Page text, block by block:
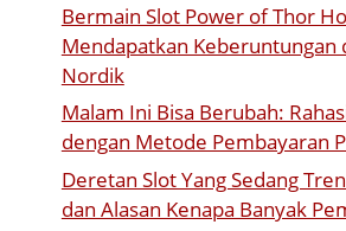
Bermain Slot Power of Thor
Mendapatkan Keberuntungan
Nordik
Malam Ini Bisa Berubah:
dengan Metode Pembayaran
Deretan Slot Yang Sedang
dan Alasan Kenapa Banyak